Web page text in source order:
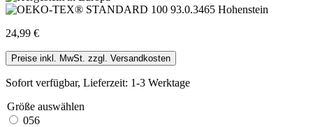
24,99 €
Preise inkl. MwSt. zzgl. Versandkosten
Sofort verfügbar, Lieferzeit: 1-3 Werktage
Größe auswählen
056